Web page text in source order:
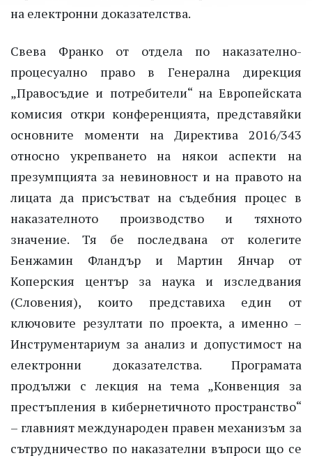
на електронни доказателства.
Свева Франко от отдела по наказателно-
процесуално право в Генерална дирекция
„Правосъдие и потребители“ на Европейската
комисия откри конференцията, представяйки
основните моменти на Директива 2016/343
относно укрепването на някои аспекти на
презумпцията за невиновност и на правото на
лицата да присъстват на съдебния процес в
наказателното производство и тяхното
значение. Тя бе последвана от колегите
Бенжамин Фландър и Мартин Янчар от
Коперския център за наука и изследвания
(Словения), които представиха един от
ключовите резултати по проекта, а именно –
Инструментариум за анализ и допустимост на
електронни доказателства. Програмата
продължи с лекция на тема „Конвенция за
престъпления в кибернетичното пространство“
– главният международен правен механизъм за
сътрудничество по наказателни въпроси що се